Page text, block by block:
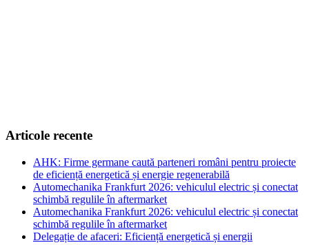
Articole recente
AHK: Firme germane caută parteneri români pentru proiecte
de eficiență energetică și energie regenerabilă
Automechanika Frankfurt 2026: vehiculul electric și conectat
schimbă regulile în aftermarket
Automechanika Frankfurt 2026: vehiculul electric și conectat
schimbă regulile în aftermarket
Delegație de afaceri: Eficiență energetică și energii